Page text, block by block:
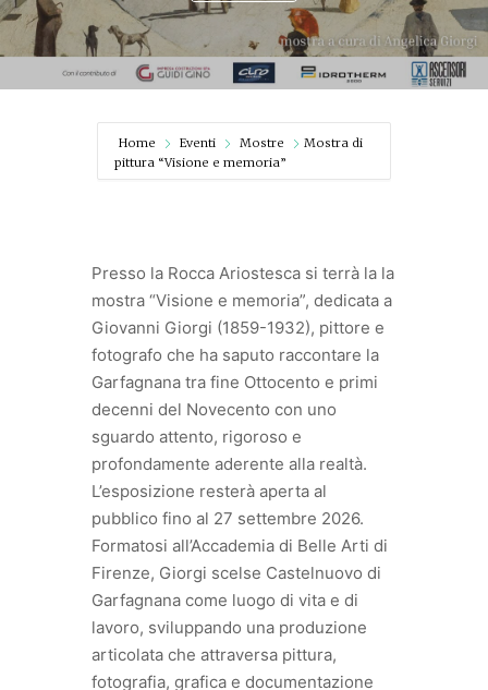
Home Eventi Mostre
Mostra di
pittura “Visione e memoria”
Presso la Rocca Ariostesca si terrà la la
mostra “Visione e memoria”, dedicata a
Giovanni Giorgi (1859-1932), pittore e
fotografo che ha saputo raccontare la
Garfagnana tra fine Ottocento e primi
decenni del Novecento con uno
sguardo attento, rigoroso e
profondamente aderente alla realtà.
L’esposizione resterà aperta al
pubblico fino al 27 settembre 2026.
Formatosi all’Accademia di Belle Arti di
Firenze, Giorgi scelse Castelnuovo di
Garfagnana come luogo di vita e di
lavoro, sviluppando una produzione
articolata che attraversa pittura,
fotografia, grafica e documentazione